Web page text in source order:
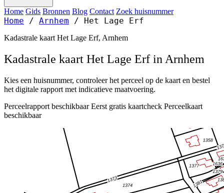
Home Gids Bronnen Blog Contact Zoek huisnummer
Home / Arnhem / Het Lage Erf
Kadastrale kaart Het Lage Erf, Arnhem
Kadastrale kaart Het Lage Erf in Arnhem
Kies een huisnummer, controleer het perceel op de kaart en bestel
het digitale rapport met indicatieve maatvoering.
Perceelrapport beschikbaar Eerst gratis kaartcheck Perceelkaart
beschikbaar